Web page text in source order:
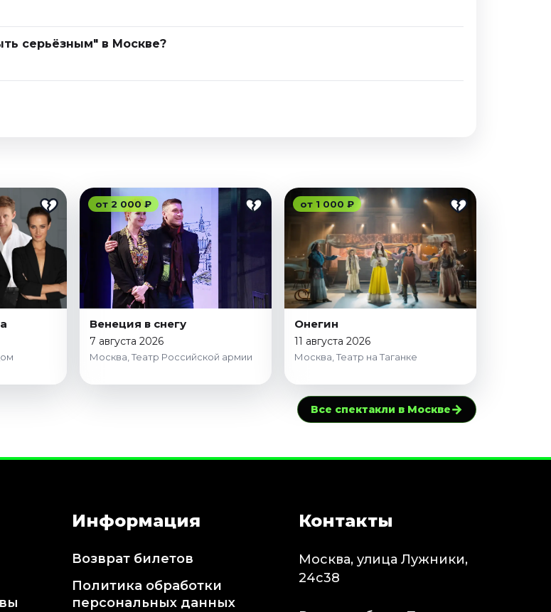
серьёзным" в Москве?
от 2 000 ₽
Венеция в снегу
7 августа 2026
Москва, Театр Российской армии
от 1 000 ₽
Онегин
11 августа 2026
Москва, Театр на Таганке
Все спектакли в Москве→
Информация
Возврат билетов
Политика обработки
персональных данных
Контакты
Москва, улица Лужники,
24с38